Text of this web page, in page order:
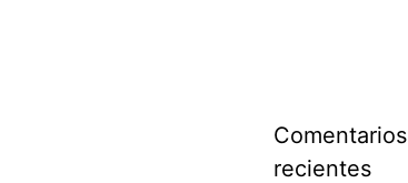
Comentarios
recientes